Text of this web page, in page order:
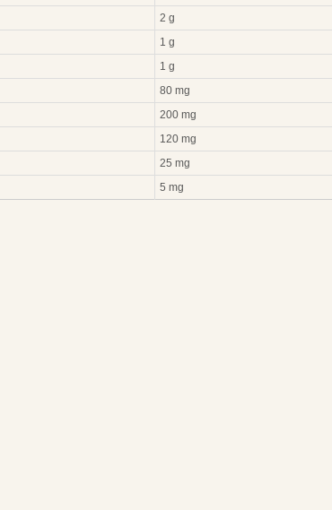
2 g
1 g
1 g
80 mg
200 mg
120 mg
25 mg
5 mg